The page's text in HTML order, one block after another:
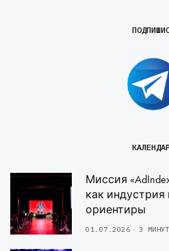
Миссия
как
ориентиры
01.07.2026 3